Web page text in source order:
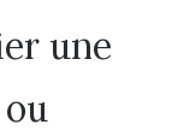
une